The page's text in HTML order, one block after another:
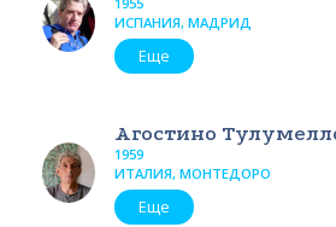
ИСПАНИЯ, МАДРИД
Еще
Агостино
1959
ИТАЛИЯ, МОНТЕДОРО
Еще